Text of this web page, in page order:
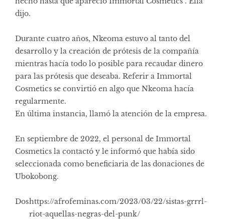
dijo.
Durante cuatro años, Nkeoma estuvo al tanto del
desarrollo y la creación de prótesis de la compañía
mientras hacía todo lo posible para recaudar dinero
para las prótesis que deseaba. Referir a Immortal
Cosmetics se convirtió en algo que Nkeoma hacía
regularmente.
En última instancia, llamó la atención de la empresa.
En septiembre de 2022, el personal de Immortal
Cosmetics la contactó y le informó que había sido
seleccionada como beneficiaria de las donaciones de
Ubokobong.
https://afrofeminas.com/2023/03/22/sistas-grrrl-
riot-aquellas-negras-del-punk/
Dos